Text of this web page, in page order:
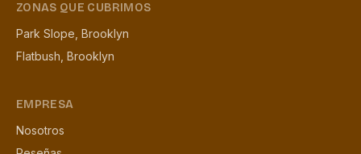
ZONAS QUE CUBRIMOS
Park Slope, Brooklyn
Flatbush, Brooklyn
EMPRESA
Nosotros